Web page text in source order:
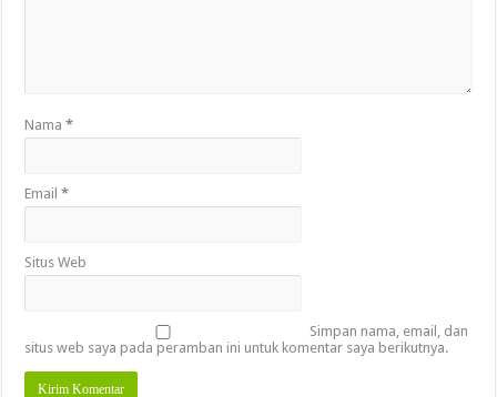
Nama*
Email*
Situs Web
Simpan nama, email, dan
situs web saya pada peramban ini untuk komentar saya berikutnya.